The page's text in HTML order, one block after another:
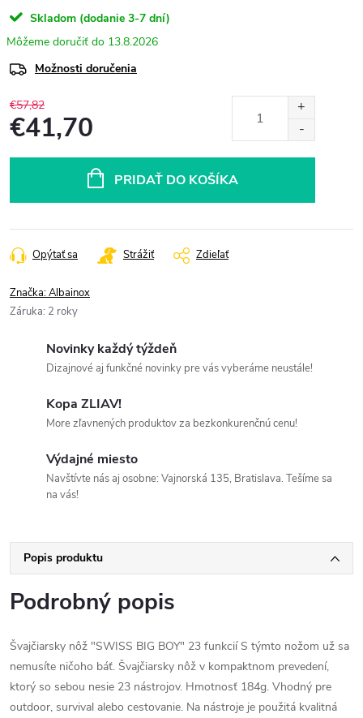
Skladom (dodanie 3-7 dní)
13.8.2026
Možnosti doručenia
€57,82
€41,70
PRIDAŤ DO KOŠÍKA
Opýtať sa Strážiť Zdieľať
Značka:Albainox
Záruka: 2 roky
Novinky každý týždeň
Dizajnové aj funkčné novinky pre vás vyberáme neustále!
Kopa ZLIAV!
More zľavnených produktov za bezkonkurenčnú cenu!
Výdajné miesto
Navštívte nás aj osobne: Vajnorská 135, Bratislava. Tešíme sa
na vás!
Popis produktu
Podrobný popis
Švajčiarsky nôž "SWISS BIG BOY" 23 funkcií S týmto nožom už sa
nemusíte ničoho báť. Švajčiarsky nôž v kompaktnom prevedení,
ktorý so sebou nesie 23 nástrojov. Hmotnosť 184g. Vhodný pre
outdoor, survival alebo cestovanie. Na nástroje je použitá kvalitná